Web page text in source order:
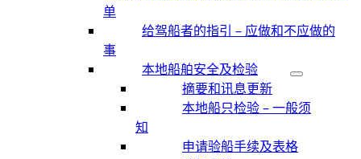
单
给驾船者的指引 – 应做和不应做的
事
本地船舶安全及检验
摘要和讯息更新
本地船只检验 – 一般须
知
申请验船手续及表格